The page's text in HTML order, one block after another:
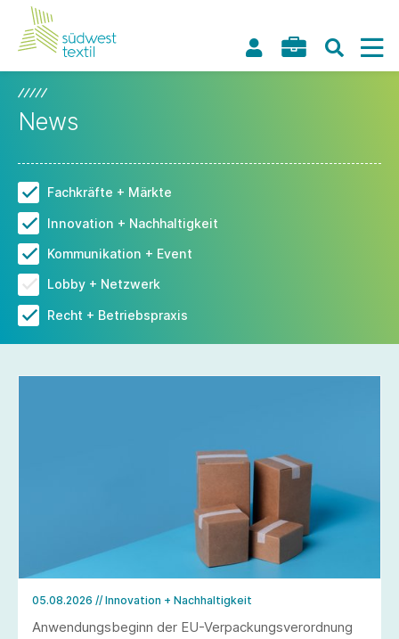
News
Fachkräfte + Märkte
Innovation + Nachhaltigkeit
Kommunikation + Event
Lobby + Netzwerk
Recht + Betriebspraxis
05.08.2026 // Innovation + Nachhaltigkeit
Anwendungsbeginn der EU-Verpackungsverordnung